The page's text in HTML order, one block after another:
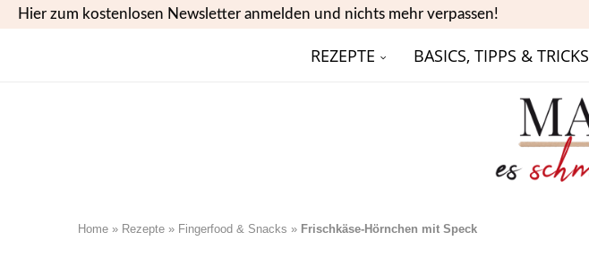
Hier zum kostenlosen Newsletter anmelden und nichts mehr verpassen!
REZEPTE BASICS, TIPPS & TRICKS
Home » Rezepte » Fingerfood & Snacks » Frischkäse-Hörnchen mit Speck